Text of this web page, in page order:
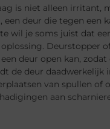
is niet alleen irritant,
deur die tegen een
wil je soms juist dat
Deurstopper
deur open kan,
de deur daadwerkelijk
van spullen of
aan